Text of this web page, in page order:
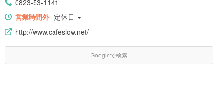
0823-53-1141
営業時間外 定休日
http://www.cafeslow.net/
Googleで検索